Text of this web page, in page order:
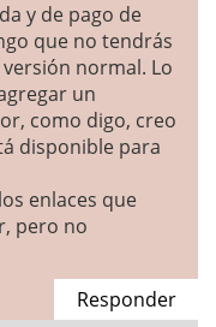
y de pago de
que no tendrás
normal. Lo
un
como digo, creo
disponible para
enlaces que
pero no
Responder